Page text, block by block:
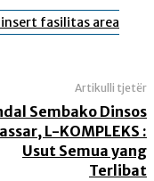
fasilitas area
Artikulli tjetër
Sembako Dinsos
L-KOMPLEKS :
Usut Semua yang
Terlibat